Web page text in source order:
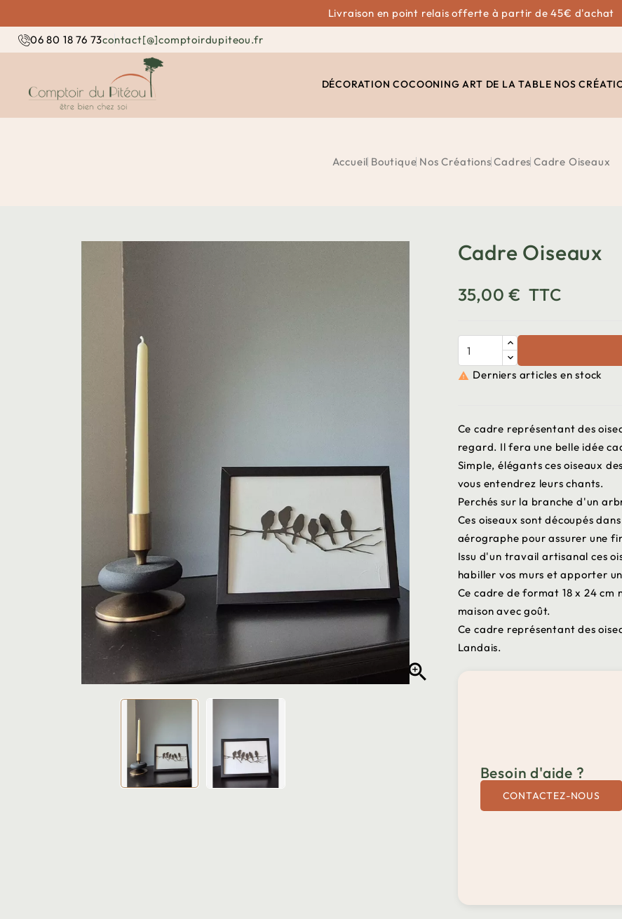
Livraison en point relais offerte à partir de 45€ d'achat
06 80 18 76 73contact[@]comptoirdupiteou.fr
DÉCORATION COCOONING ART DE LA TABLE NOS
Accueil Boutique Nos Créations Cadres Cadre Oiseaux

Cadre Oiseaux
35,00 € TTC
 Derniers articles en stock
Ce cadre représentant des
regard. Il fera une belle idée
Simple, élégants ces oiseaux
vous entendrez leurs chants.
Perchés sur la branche d'un
Ces oiseaux sont découpés
aérographe pour assurer une
Issu d'un travail artisanal ces
habiller vos murs et apporter
Ce cadre de format 18 x 24
maison avec goût.
Ce cadre représentant des
Landais.
Besoin d'aide ?
CONTACTEZ-NOUS